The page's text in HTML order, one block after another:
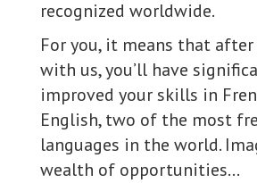
recognized worldwide.
For you, it means that after
with us, you’ll have
improved your skills in
English, two of the most
languages in the world.
wealth of opportunities…